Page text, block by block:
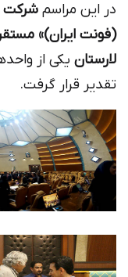
در این مراسم شرکت
(فونت ایران)»
لارستان
تقدیر قرار گرفت.